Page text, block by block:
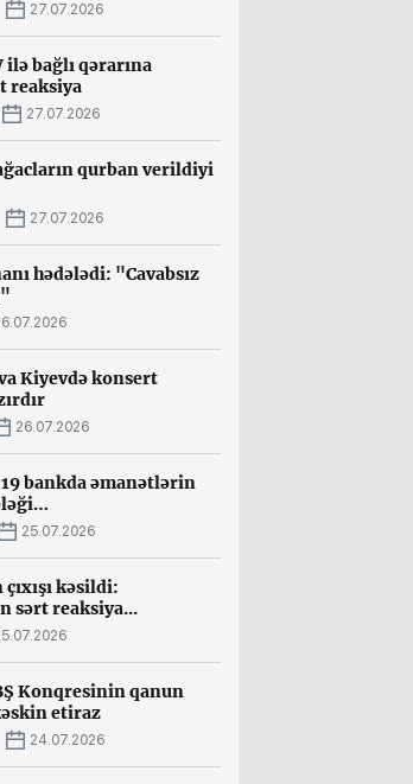
27.07.2026
ilə bağlı qərarına
reaksiya
27.07.2026
qurban verildiyi
27.07.2026
hədələdi: "Cavabsız
Kiyevdə konsert
26.07.2026
bankda əmanətlərin
25.07.2026
kəsildi:
sərt reaksiya...
Konqresinin qanun
etiraz
24.07.2026